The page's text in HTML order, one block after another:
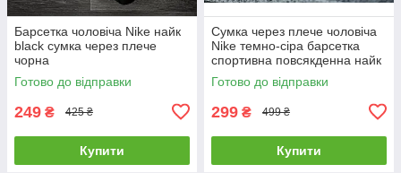
Барсетка чоловіча Nike найк
black сумка через плече
чорна
Готово до відправки
249 ₴ 425 ₴
Купити
Сумка через плече чоловіча
Nike темно-сіра барсетка
спортивна повсякденна найк
месенджер тканинний на
плече
Готово до відправки
299 ₴ 499 ₴
Купити